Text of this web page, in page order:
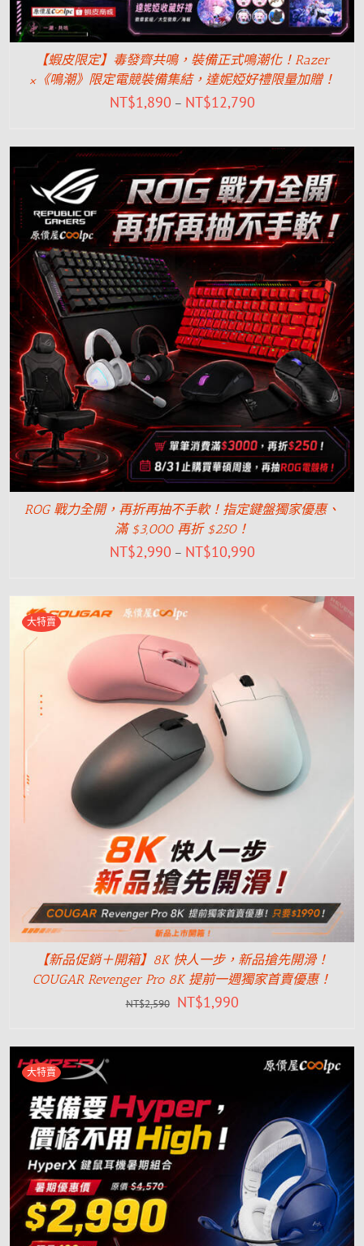
【蝦皮限定】毒發齊共鳴，裝備正式鳴潮化！Razer
×《鳴潮》限定電競裝備集結，達妮婭好禮限量加贈！
NT$1,890 – NT$12,790
ROG 戰力全開，再折再抽不手軟！指定鍵盤獨家優惠、
滿 $3,000 再折 $250！
NT$2,990 – NT$10,990
大特賣
【新品促銷＋開箱】8K 快人一步，新品搶先開滑！
COUGAR Revenger Pro 8K 提前一週獨家首賣優惠！
NT$2,590 NT$1,990
大特賣